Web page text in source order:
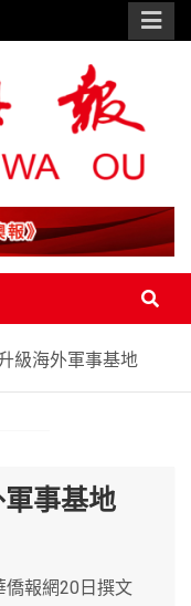
級海外軍事基地
事基地
僑報網20日撰文